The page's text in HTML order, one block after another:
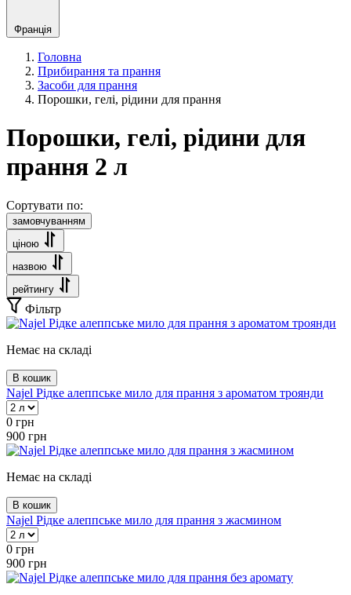
Франція
Головна
Прибирання та прання
Засоби для прання
Порошки, гелі, рідини для прання
Порошки, гелі, рідини для
прання 2 л
Сортувати по:
замовчуванням
ціною
назвою
рейтингу
Фільтр
Немає на складі
В кошик
Najel Рідке алеппське мило для прання з ароматом троянди
0 грн
900 грн
Немає на складі
В кошик
Najel Рідке алеппське мило для прання з жасмином
0 грн
900 грн